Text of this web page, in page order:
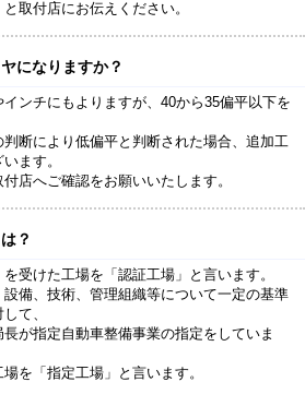
取付店にお伝えください。
になりますか？
ンチにもよりますが、40から35偏平以下を
断により低偏平と判断された場合、追加工
ます。
店へご確認をお願いいたします。
？
受けた工場を「認証工場」と言います。
備、技術、管理組織等について一定の基準
て、
が指定自動車整備事業の指定をしていま
を「指定工場」と言います。